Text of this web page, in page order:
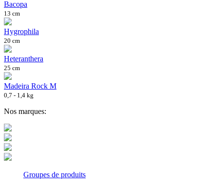
Bacopa
13 cm
Hygrophila
20 cm
Heteranthera
25 cm
Madeira Rock M
0,7 - 1,4 kg
Nos marques:
Groupes de produits